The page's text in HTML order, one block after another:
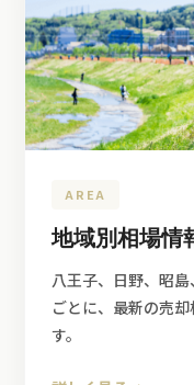
AREA
地域別相場情
八王子、日野、昭
ごとに、最新の売
す。